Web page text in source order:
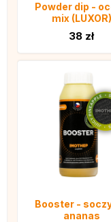
Powder dip -
mix (LUXOR)
38 zł
Booster -
ananas